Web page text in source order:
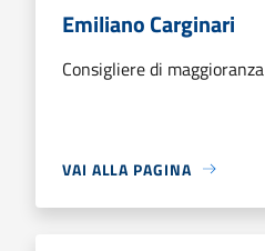
Emiliano Carginari
Consigliere di maggioranza
VAI ALLA PAGINA